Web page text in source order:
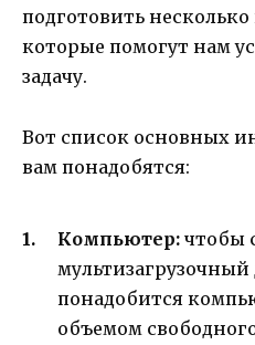
подготовить
которые помогут нам
задачу.
Вот список основных
вам понадобятся:
Компьютер: чтобы
мультизагрузочный
понадобится
объемом